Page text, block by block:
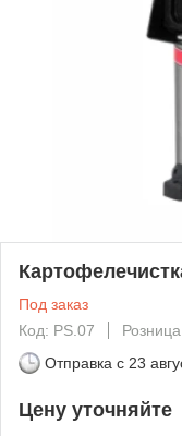
Под заказ
Код: PS.07
Розница
Отправка с 23
Цену уточняйте